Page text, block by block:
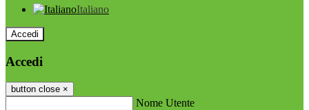
Italiano
Accedi
Accedi
button close ×
Nome Utente